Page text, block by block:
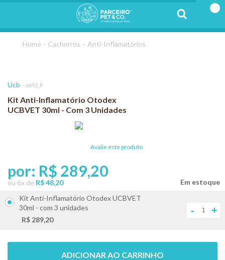
Cachorros Anti-Inflamatórios
Avalie este produto
Ucb 6492_P
Kit Anti-Inflamatório Otodex
UCBVET 30ml - Com 3 Unidades
por: R$ 289,20
ou 6x de R$ 48,20
Kit Anti-Inflamatório Otodex UCBVET
30ml - com 3 unidades
R$ 289,20
- +
ADICIONAR AO CARRINHO